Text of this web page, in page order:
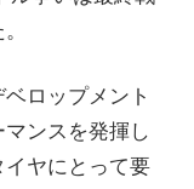
ロップメント
ンスを発揮し
ヤにとって要